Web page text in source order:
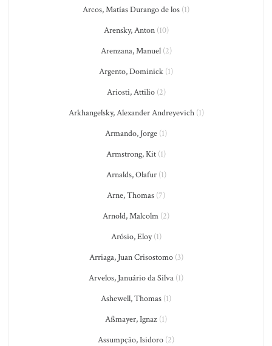
Arcos, Matías Durango de los (1)
Arensky, Anton(10)
Arenzana, Manuel(2)
Argento, Dominick (1)
Ariosti, Attilio(2)
Arkhangelsky, Alexander Andreyevich(1)
Armando, Jorge (1)
Armstrong, Kit (1)
Arnalds, Olafur(1)
Arne, Thomas (7)
Arnold, Malcolm (2)
Arósio, Eloy(1)
Arriaga, Juan Crisostomo(3)
Arvelos, Januário da Silva (1)
Ashewell, Thomas (1)
Aßmayer, Ignaz (1)
Assumpção, Isidoro (2)